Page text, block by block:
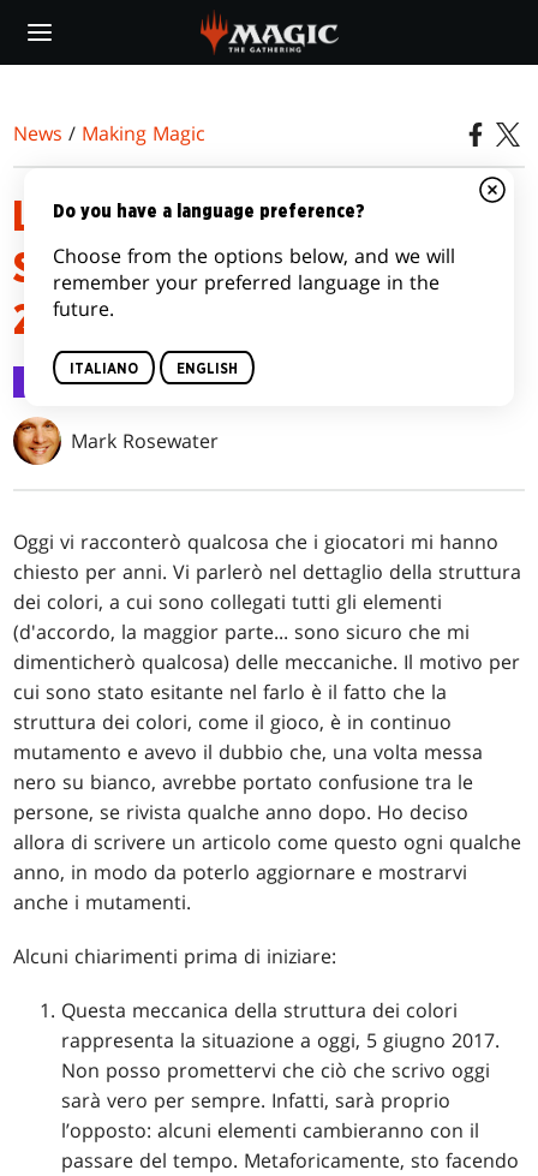
main
News / Making Magic
LE MECCANICHE NELLA
STRUTTURA DEI COLORI NEL
2017
Making Magic 5 giu 2017
Mark Rosewater
Oggi vi racconterò qualcosa che i giocatori mi hanno
chiesto per anni. Vi parlerò nel dettaglio della struttura
dei colori, a cui sono collegati tutti gli elementi
(d'accordo, la maggior parte... sono sicuro che mi
dimenticherò qualcosa) delle meccaniche. Il motivo per
cui sono stato esitante nel farlo è il fatto che la
struttura dei colori, come il gioco, è in continuo
mutamento e avevo il dubbio che, una volta messa
nero su bianco, avrebbe portato confusione tra le
persone, se rivista qualche anno dopo. Ho deciso
allora di scrivere un articolo come questo ogni qualche
anno, in modo da poterlo aggiornare e mostrarvi
anche i mutamenti.
Alcuni chiarimenti prima di iniziare:
Questa meccanica della struttura dei colori
rappresenta la situazione a oggi, 5 giugno 2017.
Non posso promettervi che ciò che scrivo oggi
sarà vero per sempre. Infatti, sarà proprio
l’opposto: alcuni elementi cambieranno con il
passare del tempo. Metaforicamente, sto facendo
Do you have a language preference?
Choose from the options below, and we will
remember your preferred language in the
future.
ITALIANO ENGLISH